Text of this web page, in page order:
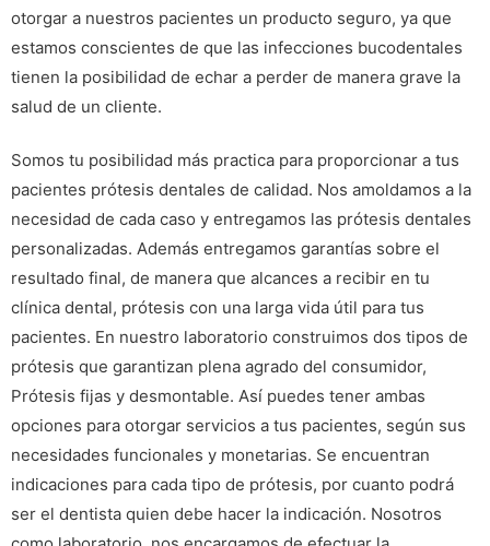
otorgar a nuestros pacientes un producto seguro, ya que
estamos conscientes de que las infecciones bucodentales
tienen la posibilidad de echar a perder de manera grave la
salud de un cliente.
Somos tu posibilidad más practica para proporcionar a tus
pacientes prótesis dentales de calidad. Nos amoldamos a la
necesidad de cada caso y entregamos las prótesis dentales
personalizadas. Además entregamos garantías sobre el
resultado final, de manera que alcances a recibir en tu
clínica dental, prótesis con una larga vida útil para tus
pacientes. En nuestro laboratorio construimos dos tipos de
prótesis que garantizan plena agrado del consumidor,
Prótesis fijas y desmontable. Así puedes tener ambas
opciones para otorgar servicios a tus pacientes, según sus
necesidades funcionales y monetarias. Se encuentran
indicaciones para cada tipo de prótesis, por cuanto podrá
ser el dentista quien debe hacer la indicación. Nosotros